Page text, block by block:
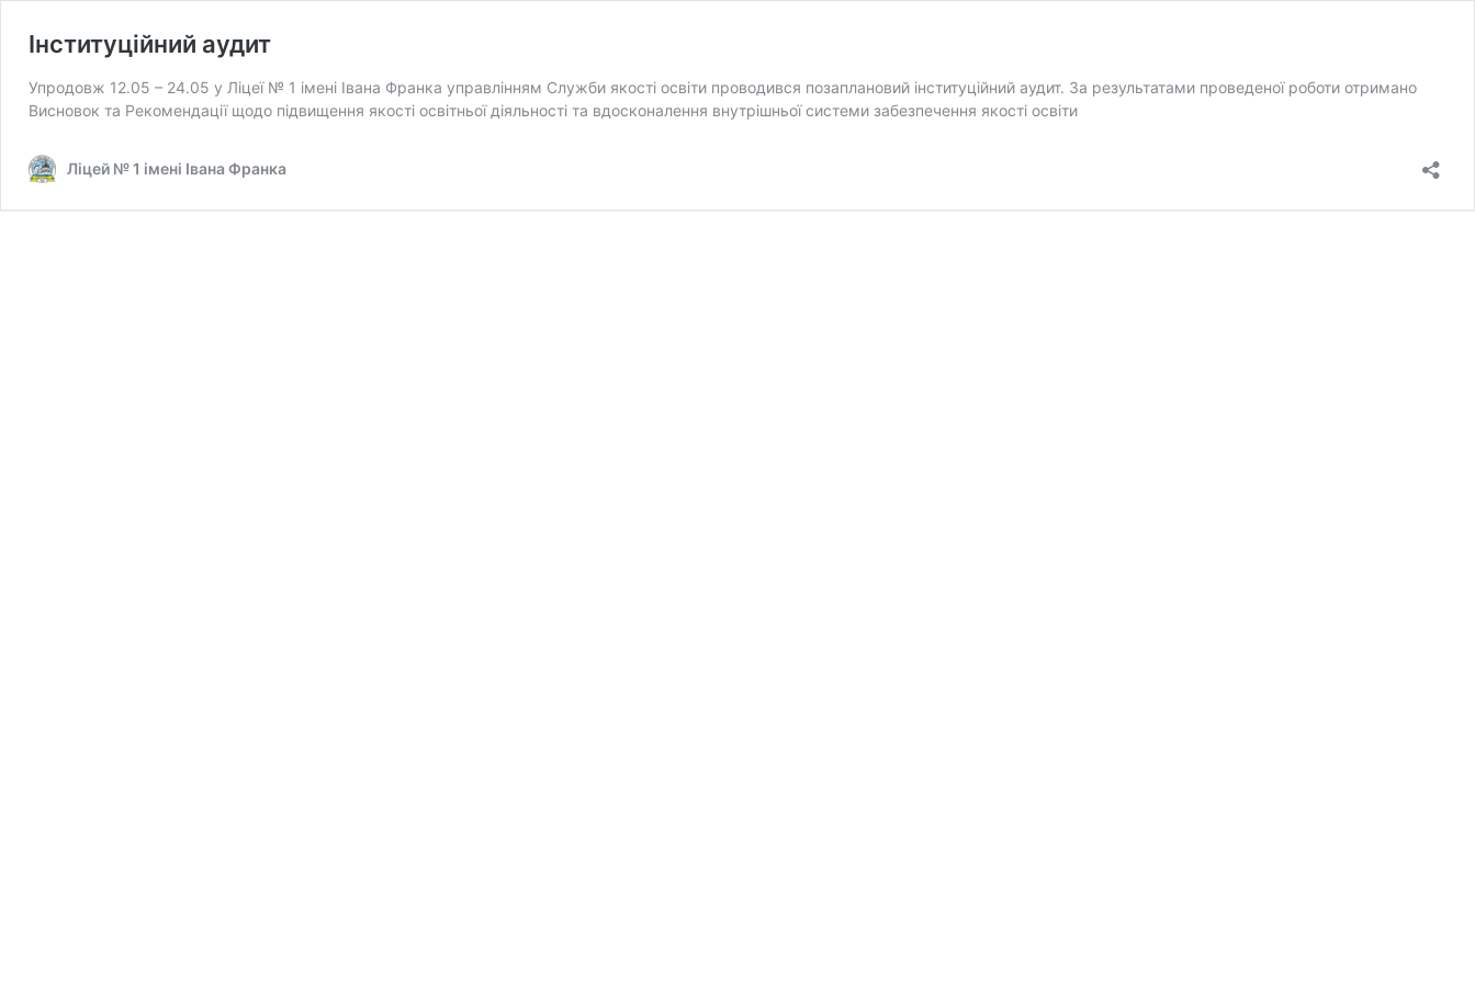
Інституційний аудит
Упродовж 12.05 – 24.05 у Ліцеї № 1 імені Івана Франка управлінням Служби якості освіти проводився позаплановий інституційний аудит. За результатами проведеної роботи отримано
Висновок та Рекомендації щодо підвищення якості освітньої діяльності та вдосконалення внутрішньої системи забезпечення якості освіти
Ліцей № 1 імені Івана Франка